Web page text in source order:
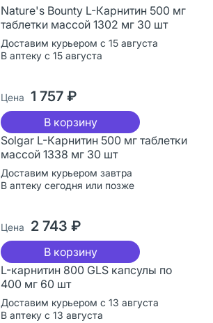
Nature's Bounty L-Карнитин 500 мг
таблетки массой 1302 мг 30 шт
Доставим курьером с 15 августа
В аптеку с 15 августа
Цена 1 757 ₽
В корзину
Solgar L-Карнитин 500 мг таблетки
массой 1338 мг 30 шт
Доставим курьером завтра
В аптеку сегодня или позже
Цена 2 743 ₽
В корзину
L-карнитин 800 GLS капсулы по
400 мг 60 шт
Доставим курьером с 13 августа
В аптеку с 13 августа